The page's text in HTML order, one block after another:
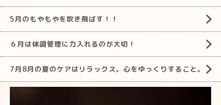
5月のもやもやを吹き飛ばす！！
６月は体調管理に力入れるのが大切！
7月8月の夏のケアはリラックス。心をゆっくりすること。